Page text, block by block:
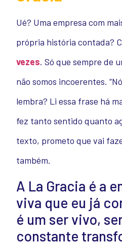
Ué? Uma empresa com
própria história contada?
vezes. Só que sempre de
não somos incoerentes.
lembra? Li essa frase há
fez tanto sentido quanto
texto, prometo que vai
também.
A La Gracia é a
viva que eu já
é um ser vivo,
constante